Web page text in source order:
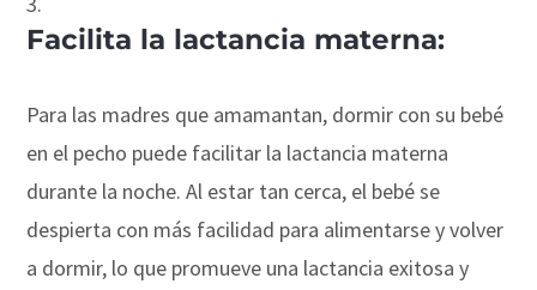
Facilita la lactancia materna:
Para las madres que amamantan, dormir con su bebé
en el pecho puede facilitar la lactancia materna
durante la noche. Al estar tan cerca, el bebé se
despierta con más facilidad para alimentarse y volver
a dormir, lo que promueve una lactancia exitosa y